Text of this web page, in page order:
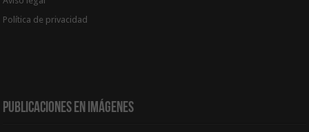
Política de privacidad
Publicaciones en Imágenes